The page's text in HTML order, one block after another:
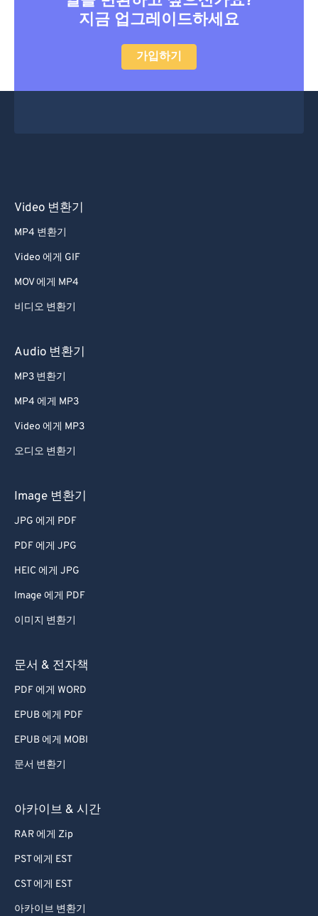
지금 업그레이드하세요
가입하기
Video 변환기
MP4 변환기
Video 에게 GIF
MOV 에게 MP4
비디오 변환기
Audio 변환기
MP3 변환기
MP4 에게 MP3
Video 에게 MP3
오디오 변환기
Image 변환기
JPG 에게 PDF
PDF 에게 JPG
HEIC 에게 JPG
Image 에게 PDF
이미지 변환기
문서 & 전자책
PDF 에게 WORD
EPUB 에게 PDF
EPUB 에게 MOBI
문서 변환기
아카이브 & 시간
RAR 에게 Zip
PST 에게 EST
CST 에게 EST
아카이브 변환기